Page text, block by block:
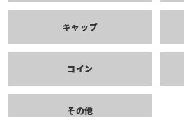
キャップ
コイン
その他